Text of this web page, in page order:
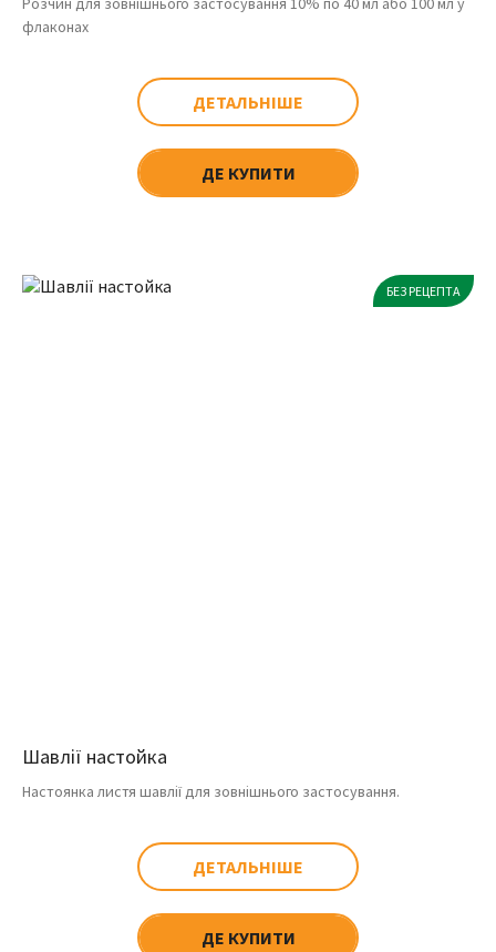
флаконах
ДЕТАЛЬНІШЕ
ДЕ КУПИТИ
БЕЗ РЕЦЕПТА
Шавлії настойка
Настоянка листя шавлії для зовнішнього застосування.
ДЕТАЛЬНІШЕ
ДЕ КУПИТИ